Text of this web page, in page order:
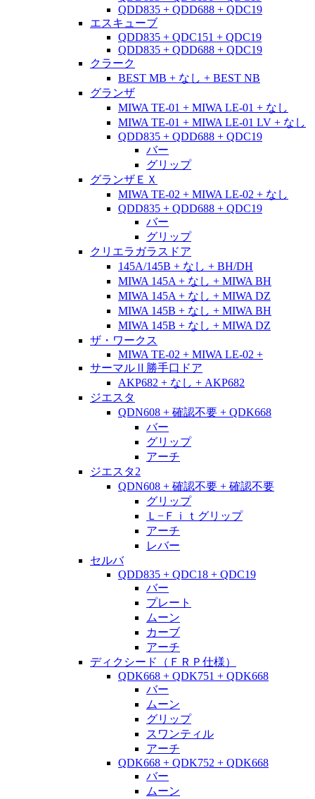
QDD835 + QDD688 + QDC19
エスキューブ
QDD835 + QDC151 + QDC19
QDD835 + QDD688 + QDC19
クラーク
BEST MB + なし + BEST NB
グランザ
MIWA TE-01 + MIWA LE-01 + なし
MIWA TE-01 + MIWA LE-01 LV + なし
QDD835 + QDD688 + QDC19
バー
グリップ
グランザＥＸ
MIWA TE-02 + MIWA LE-02 + なし
QDD835 + QDD688 + QDC19
バー
グリップ
クリエラガラスドア
145A/145B + なし + BH/DH
MIWA 145A + なし + MIWA BH
MIWA 145A + なし + MIWA DZ
MIWA 145B + なし + MIWA BH
MIWA 145B + なし + MIWA DZ
ザ・ワークス
MIWA TE-02 + MIWA LE-02 +
サーマルⅡ勝手口ドア
AKP682 + なし + AKP682
ジエスタ
QDN608 + 確認不要 + QDK668
バー
グリップ
アーチ
ジエスタ2
QDN608 + 確認不要 + 確認不要
グリップ
Ｌ−Ｆｉｔグリップ
アーチ
レバー
セルバ
QDD835 + QDC18 + QDC19
バー
プレート
ムーン
カーブ
アーチ
ディクシード（ＦＲＰ仕様）
QDK668 + QDK751 + QDK668
バー
ムーン
グリップ
スワンティル
アーチ
QDK668 + QDK752 + QDK668
バー
ムーン